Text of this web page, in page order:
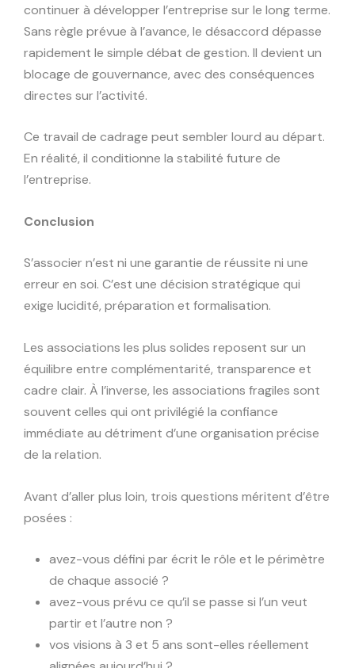
continuer à développer l’entreprise sur le long terme.
Sans règle prévue à l’avance, le désaccord dépasse
rapidement le simple débat de gestion. Il devient un
blocage de gouvernance, avec des conséquences
directes sur l’activité.
Ce travail de cadrage peut sembler lourd au départ.
En réalité, il conditionne la stabilité future de
l’entreprise.
Conclusion
S’associer n’est ni une garantie de réussite ni une
erreur en soi. C’est une décision stratégique qui
exige lucidité, préparation et formalisation.
Les associations les plus solides reposent sur un
équilibre entre complémentarité, transparence et
cadre clair. À l’inverse, les associations fragiles sont
souvent celles qui ont privilégié la confiance
immédiate au détriment d’une organisation précise
de la relation.
Avant d’aller plus loin, trois questions méritent d’être
posées :
avez-vous défini par écrit le rôle et le périmètre
de chaque associé ?
avez-vous prévu ce qu’il se passe si l’un veut
partir et l’autre non ?
vos visions à 3 et 5 ans sont-elles réellement